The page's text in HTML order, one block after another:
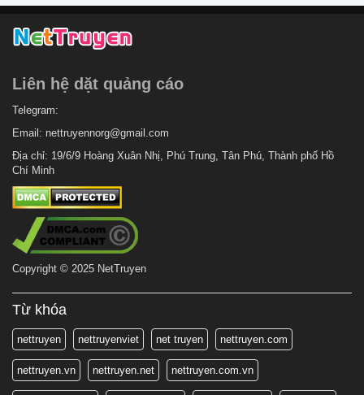
Liên hệ dặt quảng cáo
Telegram:
Email: nettruyennorg@gmail.com
Địa chỉ: 19/6/9 Hoàng Xuân Nhị, Phú Trung, Tân Phú, Thành phố Hồ
Chí Minh
Copyright © 2025 NetTruyen
Từ khóa
nettruyen nettruyenviet net truyen nettruyen.com
nettruyen.vn nettruyen.net nettruyen.com.vn